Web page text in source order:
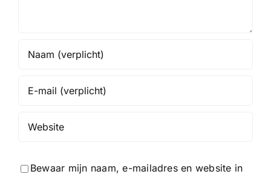
Bewaar mijn naam, e-mailadres en website in